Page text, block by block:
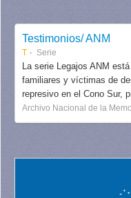
Testimonios/ ANM
T Serie
La serie Legajos ANM
familiares y víctimas de
represivo en el Cono Sur,
Archivo Nacional de la